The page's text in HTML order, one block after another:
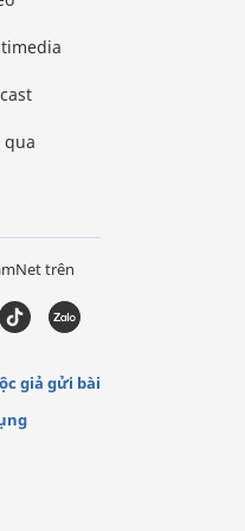
qua
trên
giả gửi bài